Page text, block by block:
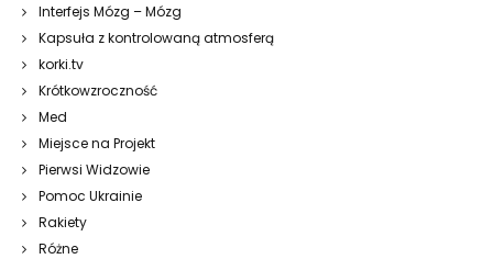
Interfejs Mózg – Mózg
Kapsuła z kontrolowaną atmosferą
korki.tv
Krótkowzroczność
Med
Miejsce na Projekt
Pierwsi Widzowie
Pomoc Ukrainie
Rakiety
Różne